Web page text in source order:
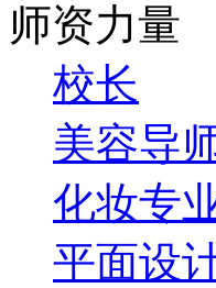
师资力量
校长
美容导
化妆专
平面设